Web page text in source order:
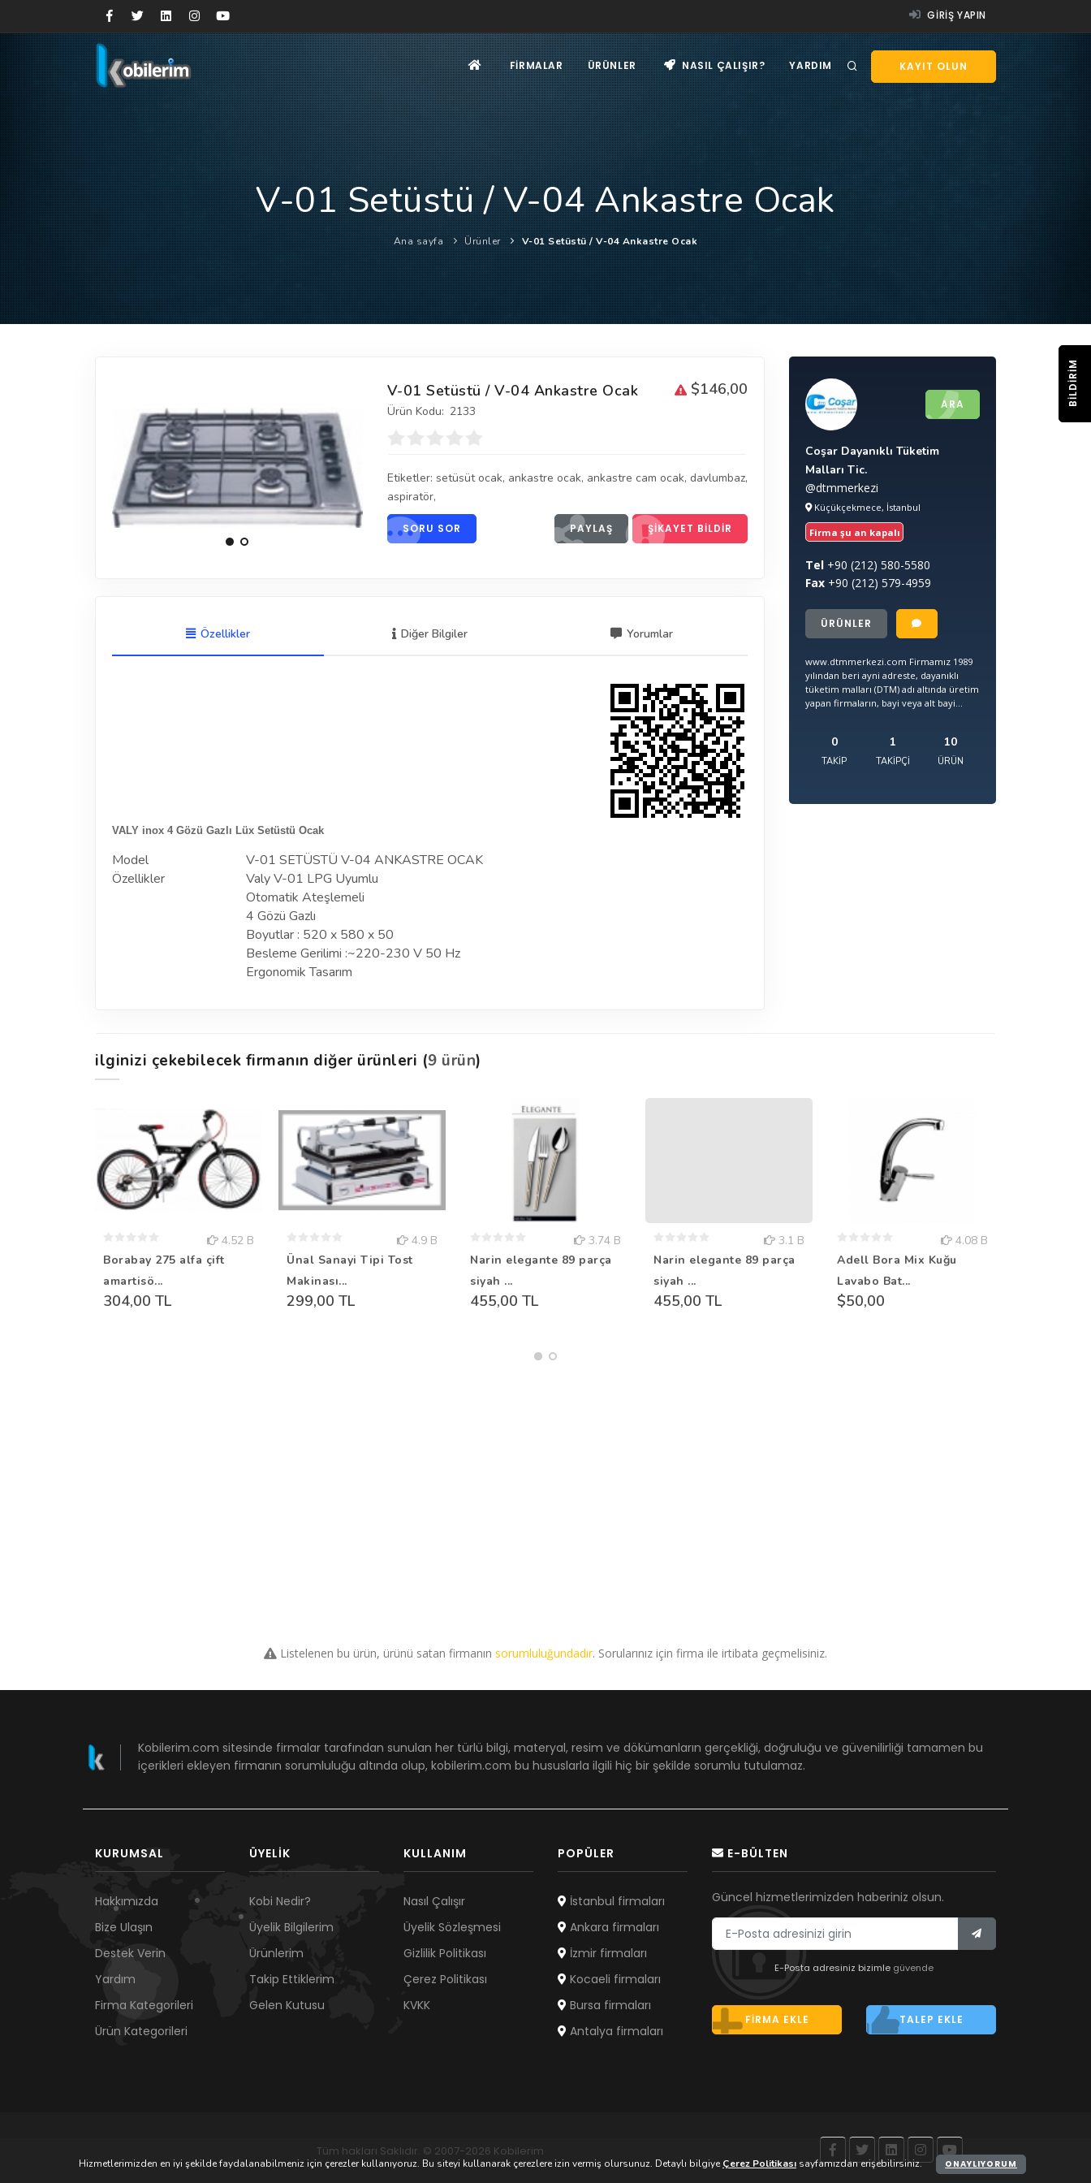
GIRIŞ YAPIN
KAYIT OLUN
FIRMALAR ÜRÜNLER NASIL ÇALIŞIR? YARDIM
V-01 Setüstü / V-04 Ankastre Ocak
Ana sayfa Ürünler V-01 Setüstü / V-04 Ankastre Ocak
$146,00
V-01 Setüstü / V-04 Ankastre Ocak
Ürün Kodu: 2133
Etiketler: setüsüt ocak, ankastre ocak, ankastre cam ocak, davlumbaz,
aspiratör,
SORU SOR PAYLAŞ ŞIKAYET BILDIR
Özellikler Diğer Bilgiler Yorumlar
VALY inox 4 Gözü Gazlı Lüx Setüstü Ocak
Model
V-01 SETÜSTÜ V-04 ANKASTRE OCAK
Özellikler
Valy V-01 LPG Uyumlu
Otomatik Ateşlemeli
4 Gözü Gazlı
Boyutlar : 520 x 580 x 50
Besleme Gerilimi :~220-230 V 50 Hz
Ergonomik Tasarım
ARA
Coşar Dayanıklı Tüketim
Malları Tic.
@dtmmerkezi
Küçükçekmece, İstanbul
Firma şu an kapalı
Tel +90 (212) 580-5580
Fax +90 (212) 579-4959
ÜRÜNLER
www.dtmmerkezi.com Firmamız 1989
yılından beri ayni adreste, dayanıklı
tüketim malları (DTM) adı altında üretim
yapan firmaların, bayi veya alt bayi...
0
TAKIP
1
TAKIPÇI
10
ÜRÜN
ilginizi çekebilecek firmanın diğer ürünleri (9 ürün)
4.52 B
Borabay 275 alfa çift
amartisö...
304,00 TL
4.9 B
Ünal Sanayi Tipi Tost
Makinası...
299,00 TL
3.74 B
Narin elegante 89 parça
siyah ...
455,00 TL
3.1 B
Narin elegante 89 parça
siyah ...
455,00 TL
4.08 B
Adell Bora Mix Kuğu
Lavabo Bat...
$50,00
Listelenen bu ürün, ürünü satan firmanın sorumluluğundadır. Sorularınız için firma ile irtibata geçmelisiniz.
Kobilerim.com sitesinde firmalar tarafından sunulan her türlü bilgi, materyal, resim ve dökümanların gerçekliği, doğruluğu ve güvenilirliği tamamen bu
içerikleri ekleyen firmanın sorumluluğu altında olup, kobilerim.com bu hususlarla ilgili hiç bir şekilde sorumlu tutulamaz.
KURUMSAL
Hakkımızda
Bize Ulaşın
Destek Verin
Yardım
Firma Kategorileri
Ürün Kategorileri
ÜYELIK
Kobi Nedir?
Üyelik Bilgilerim
Ürünlerim
Takip Ettiklerim
Gelen Kutusu
KULLANIM
Nasıl Çalışır
Üyelik Sözleşmesi
Gizlilik Politikası
Çerez Politikası
KVKK
POPÜLER
İstanbul firmaları
Ankara firmaları
İzmir firmaları
Kocaeli firmaları
Bursa firmaları
Antalya firmaları
E-BÜLTEN
Güncel hizmetlerimizden haberiniz olsun.
E-Posta adresiniz bizimle güvende
FIRMA EKLE TALEP EKLE
Tüm hakları Saklıdır. © 2007-2026 Kobilerim
BILDIRIM
Hizmetlerimizden en iyi şekilde faydalanabilmeniz için çerezler kullanıyoruz. Bu siteyi kullanarak çerezlere izin vermiş olursunuz. Detaylı bilgiye Çerez Politikası sayfamızdan erişebilirsiniz. ONAYLIYORUM